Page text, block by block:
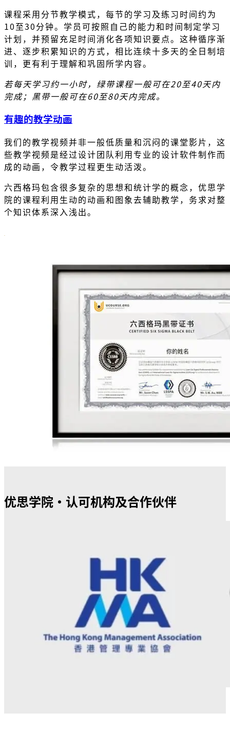
课程采用分节教学模式，每节的学习及练习时间约为
10至30分钟。学员可按照自己的能力和时间制定学习
计划，并预留充足时间消化各项知识要点。这种循序渐
进、逐步积累知识的方式，相比连续十多天的全日制培
训，更有利于理解和巩固所学内容。
若每天学习约一小时，绿带课程一般可在20至40天内
完成；黑带一般可在60至80天内完成。
有趣的教学动画
我们的教学视频并非一般低质量和沉闷的课堂影片，这
些教学视频是经过设计团队利用专业的设计软件制作而
成的动画，令教学过程更生动活泼。
六西格玛包含很多复杂的思想和统计学的概念，优思学
院的课程利用生动的动画和图象去辅助教学，务求对整
个知识体系深入浅出。
优思学院・认可机构及合作伙伴